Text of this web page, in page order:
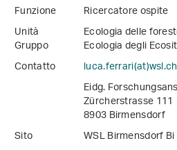
Funzione
Ricercatore ospite
Unità
Ecologia delle
Gruppo
Ecologia degli
Contatto
luca.ferrari(at)wsl.ch
Eidg.
Zürcherstrasse 111
8903 Birmensdorf
Sito
WSL Birmensdorf Bi